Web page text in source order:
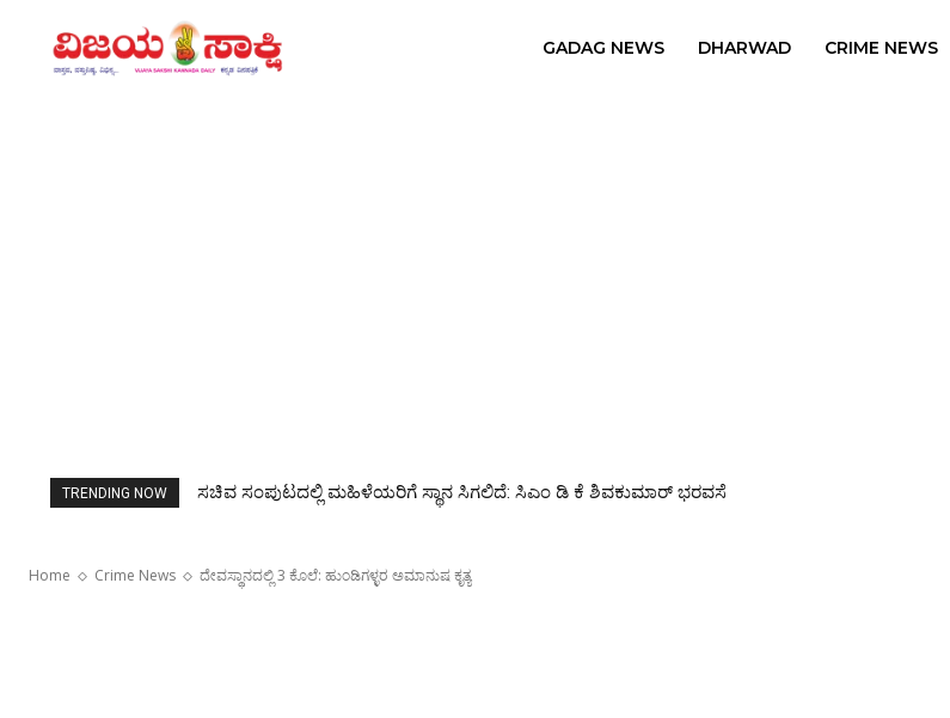
GADAG NEWS DHARWAD CRIME NEWS
TRENDING NOW ವಲಸಿಗರ ಮಾಹಿತಿ ಸಿಕ್ಕರೆ ಪೊಲೀಸರಿಗೆ ನೀಡಿ, ಸಾಮಾಜಿಕ ಜಾಲತಾಣಗಳಲ್ಲಿ ಪೋಸ್ಟ್ ಮಾಡಬೇಡಿ; ಪ್ರಿಯಾಂಕ್ ಖರ್ಗೆ ಎಚ್ಚರಿಕೆ
Home Crime News ದೇವಸ್ಥಾನದಲ್ಲಿ 3 ಕೊಲೆ: ಹುಂಡಿಗಳ್ಳರ ಅಮಾನುಷ ಕೃತ್ಯ